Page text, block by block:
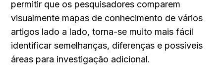
permitir que os pesquisadores comparem
visualmente mapas de conhecimento de vários
artigos lado a lado, torna-se muito mais fácil
identificar semelhanças, diferenças e possíveis
áreas para investigação adicional.